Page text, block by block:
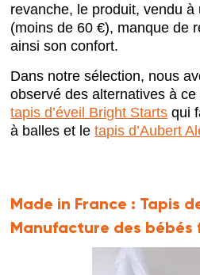
revanche, le produit, vendu
(moins de 60 €), manque de
ainsi son confort.
Dans notre sélection, nous
observé des alternatives à
tapis d’éveil Bright Starts qui
à balles et letapis d’Aubert
Made in France : Tapis
Manufacture des bébés